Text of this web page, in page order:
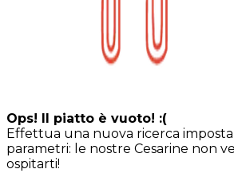
Ops! Il piatto è vuoto! :(
Effettua una nuova ricerca
parametri: le nostre Cesarine non
ospitarti!